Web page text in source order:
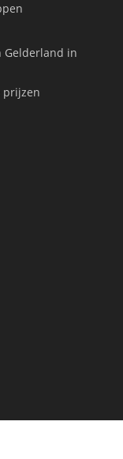
Gelderland in
prijzen